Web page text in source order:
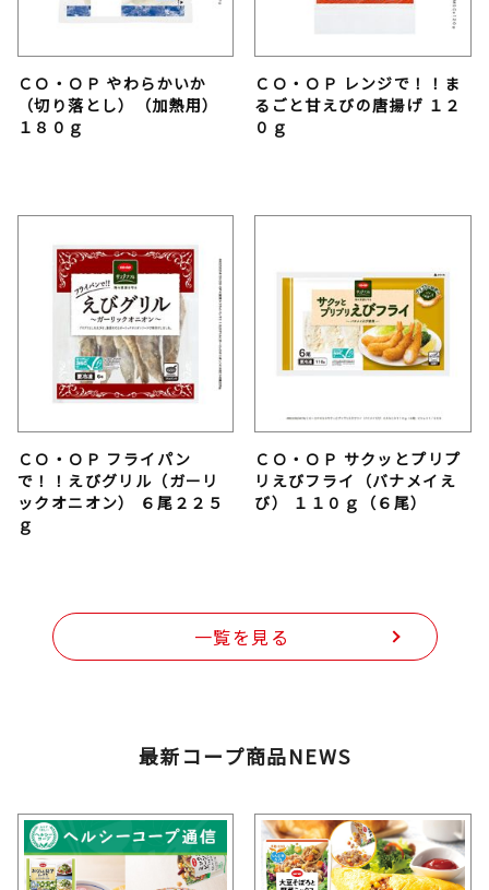
ＣＯ・ＯＰ やわらかいか
（切り落とし）（加熱用）
１８０ｇ
ＣＯ・ＯＰ レンジで！！ま
るごと甘えびの唐揚げ １２
０ｇ
ＣＯ・ＯＰ フライパン
で！！えびグリル（ガーリ
ックオニオン） ６尾２２５
ｇ
ＣＯ・ＯＰ サクッとプリプ
リえびフライ（バナメイえ
び） １１０ｇ（６尾）
一覧を見る
最新コープ商品NEWS